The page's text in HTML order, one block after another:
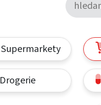
Supermarkety
Drogerie